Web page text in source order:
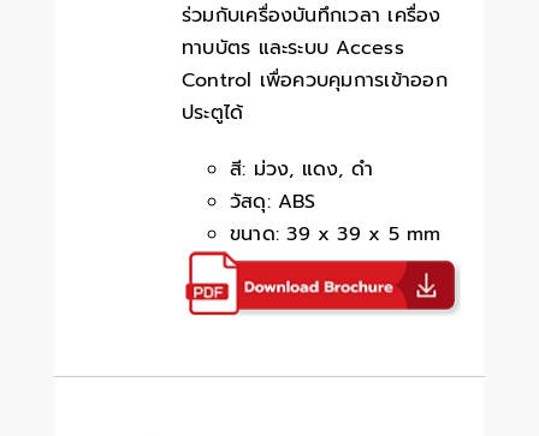
ร่วมกับเครื่องบันทึกเวลา เครื่อง
ทาบบัตร และระบบ Access
Control เพื่อควบคุมการเข้าออก
ประตูได้
สี: ม่วง, แดง, ดำ
วัสดุ: ABS
ขนาด: 39 x 39 x 5 mm